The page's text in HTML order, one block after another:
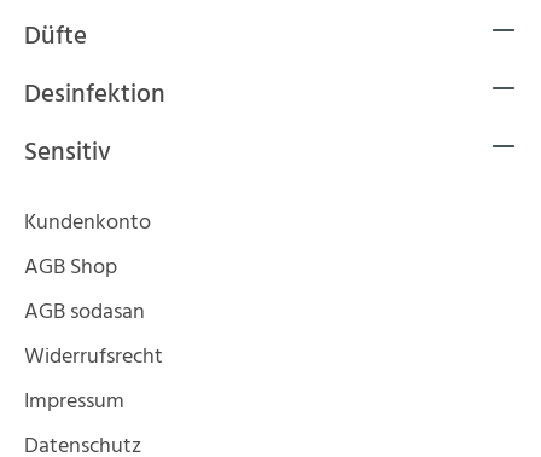
Düfte
Desinfektion
Sensitiv
Kundenkonto
AGB Shop
AGB sodasan
Widerrufsrecht
Impressum
Datenschutz